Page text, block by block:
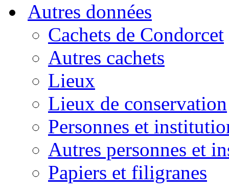
Autres données
Cachets de Condorcet
Autres cachets
Lieux
Lieux de conservation
Personnes et
Autres personnes et
Papiers et filigranes